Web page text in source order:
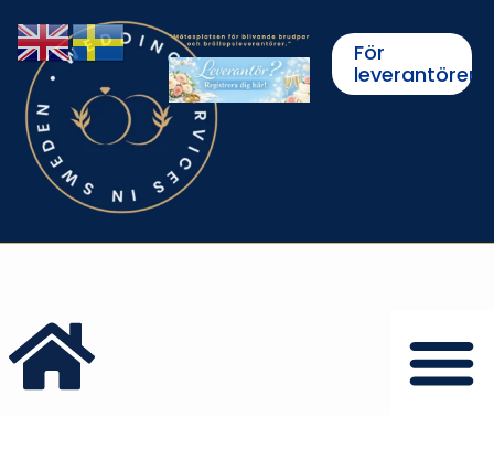
För
leverantörer